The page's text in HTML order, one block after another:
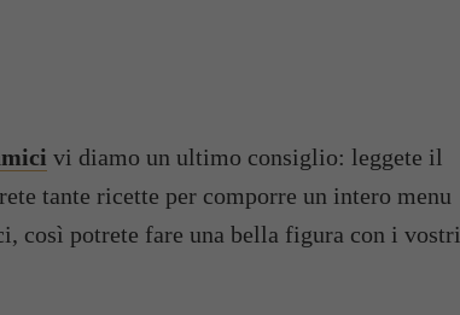
vi diamo un ultimo consiglio: leggete il
tante ricette per comporre un intero menu
così potrete fare una bella figura con i vostri